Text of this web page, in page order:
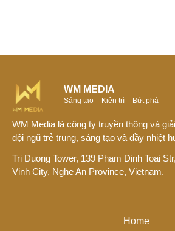
WM MEDIA
Sáng tạo – Kiên trì – Bứt phá
WM Media là công ty truyền thông và
đội ngũ trẻ trung, sáng tạo và đầy nhiệt
Tri Duong Tower, 139 Pham Dinh Toai
Vinh City, Nghe An Province, Vietnam.
Home